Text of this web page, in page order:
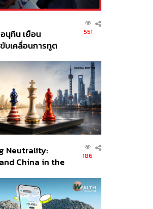
นุทิน เยือน
บเคลื่อนการทูต
ตร์ไทย –
551
Neutrality:
China in the
186